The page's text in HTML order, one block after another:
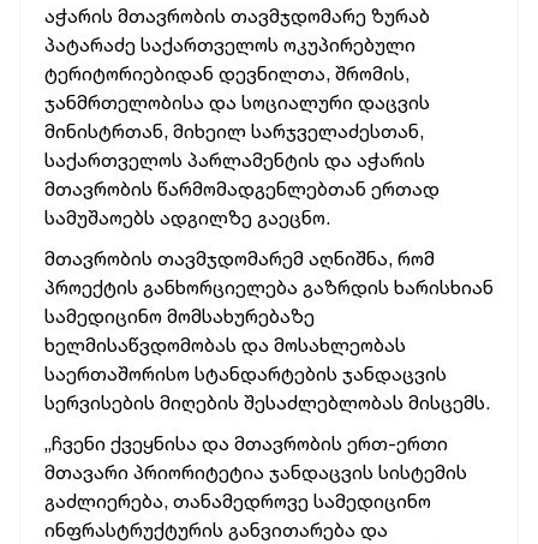
აჭარის მთავრობის თავმჯდომარე ზურაბ
პატარაძე საქართველოს ოკუპირებული
ტერიტორიებიდან დევნილთა, შრომის,
ჯანმრთელობისა და სოციალური დაცვის
მინისტრთან, მიხეილ სარჯველაძესთან,
საქართველოს პარლამენტის და აჭარის
მთავრობის წარმომადგენლებთან ერთად
სამუშაოებს ადგილზე გაეცნო.
მთავრობის თავმჯდომარემ აღნიშნა, რომ
პროექტის განხორციელება გაზრდის ხარისხიან
სამედიცინო მომსახურებაზე
ხელმისაწვდომობას და მოსახლეობას
საერთაშორისო სტანდარტების ჯანდაცვის
სერვისების მიღების შესაძლებლობას მისცემს.
„ჩვენი ქვეყნისა და მთავრობის ერთ-ერთი
მთავარი პრიორიტეტია ჯანდაცვის სისტემის
გაძლიერება, თანამედროვე სამედიცინო
ინფრასტრუქტურის განვითარება და